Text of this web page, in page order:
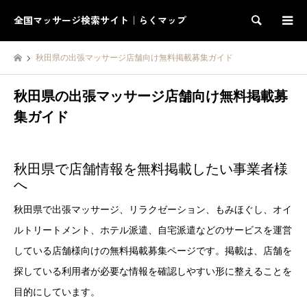
全国マッサージ検索サイト｜らくマップ 検索
秋田県の出張マッサージ店舗向け無料掲載募集ガイド
秋田県の出張マッサージ店舗向け無料掲載募
集ガイド
秋田県で店舗情報を無料掲載したい事業者様
へ
秋田県で出張マッサージ、リラクゼーション、もみほぐし、オイ
ルトリートメント、ホテル派遣、自宅派遣などのサービスを運営
している店舗様向けの無料掲載募集ページです。掲載は、店舗を
探している利用者が必要な情報を確認しやすい形に整えることを
目的にしています。